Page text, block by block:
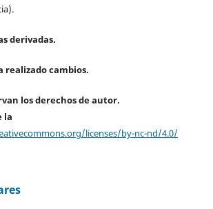
derivadas.
realizado cambios.
los derechos de autor.
la
licenses/by-nc-nd/4.0/